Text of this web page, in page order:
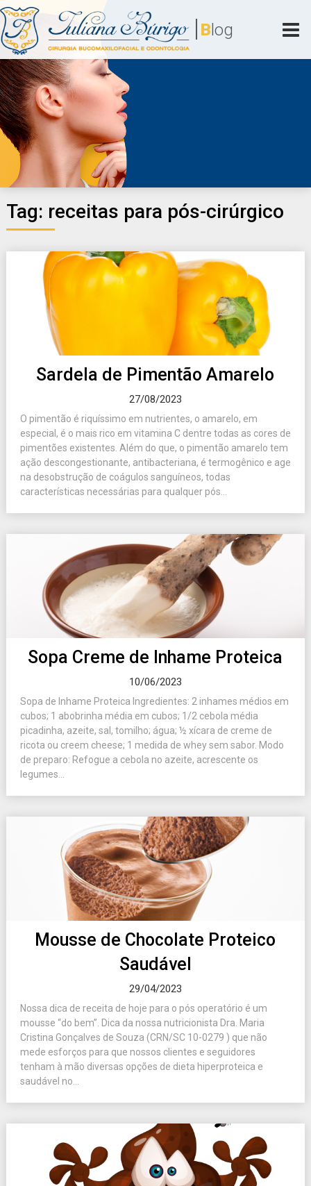
Skip
to
content
| Blog
Juliana Búrigo
Cirurgia Bucomaxilofacial e Odontologia
Tag: receitas para pós-cirúrgico
Sardela de Pimentão Amarelo
27/08/2023
O pimentão é riquíssimo em nutrientes, o amarelo, em
especial, é o mais rico em vitamina C dentre todas as cores de
pimentões existentes. Além do que, o pimentão amarelo tem
ação descongestionante, antibacteriana, é termogênico e age
na desobstrução de coágulos sanguíneos, todas
características necessárias para qualquer pós...
Sopa Creme de Inhame Proteica
10/06/2023
Sopa de Inhame Proteica Ingredientes: 2 inhames médios em
cubos; 1 abobrinha média em cubos; 1/2 cebola média
picadinha, azeite, sal, tomilho; água; ½ xícara de creme de
ricota ou creem cheese; 1 medida de whey sem sabor. Modo
de preparo: Refogue a cebola no azeite, acrescente os
legumes...
Mousse de Chocolate Proteico
Saudável
29/04/2023
Nossa dica de receita de hoje para o pós operatório é um
mousse “do bem”. Dica da nossa nutricionista Dra. Maria
Cristina Gonçalves de Souza (CRN/SC 10-0279 ) que não
mede esforços para que nossos clientes e seguidores
tenham à mão diversas opções de dieta hiperproteica e
saudável no...